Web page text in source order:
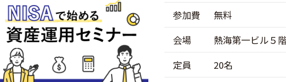
参加費
無料
会場
熱海第一ビル５
定員
20名